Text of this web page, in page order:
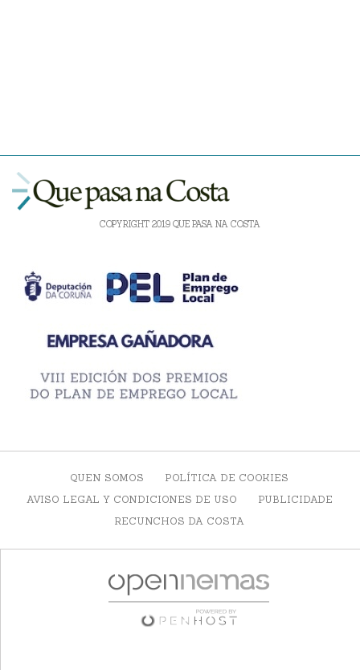
COPYRIGHT 2019 QUE PASA NA COSTA
QUEN SOMOS
POLÍTICA DE COOKIES
AVISO LEGAL Y CONDICIONES DE USO
PUBLICIDADE
RECUNCHOS DA COSTA